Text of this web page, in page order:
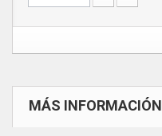
MÁS INFORMACIÓN